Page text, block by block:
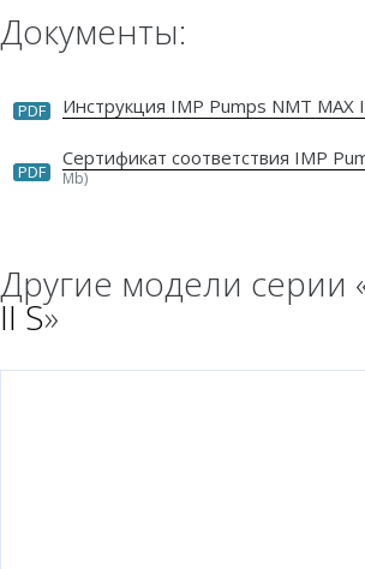
Документы:
PDF Инструкция IMP Pumps NMT MAX
PDF
Сертификат соответствия IMP
Mb)
Другие модели серии
II S»